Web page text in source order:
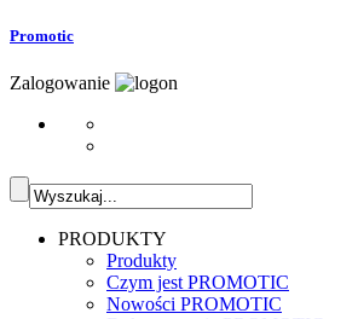
Promotic
Zalogowanie
PRODUKTY
Produkty
Czym jest PROMOTIC
Nowości PROMOTIC